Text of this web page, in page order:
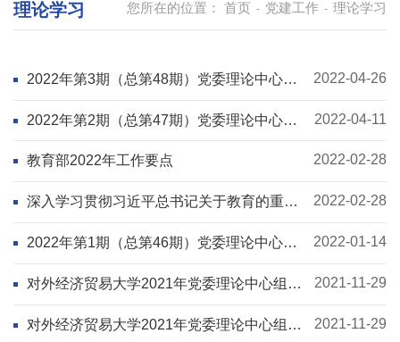
您所在的位置： 首页 - 党建工作 - 理论学习
理论学习
2022年第3期（总第48期）党委理论中心
组、师生政治理论学习资料
2022-04-26
2022年第2期（总第47期）党委理论中心
组、师生政治理论学习资料
2022-04-11
教育部2022年工作要点 2022-02-28
深入学习贯彻习近平总书记关于教育的重要
论述
2022-02-28
2022年第1期（总第46期）党委理论中心
组、师生政治理论学习资料
2022-01-14
对外经济贸易大学2021年党委理论中心组、
师生政治理论学习第17期
2021-11-29
对外经济贸易大学2021年党委理论中心组、
2021-11-29